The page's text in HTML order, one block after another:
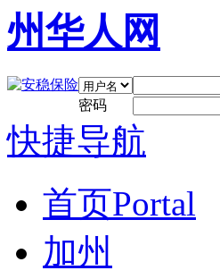
密码
快捷导航
首页Portal
加州